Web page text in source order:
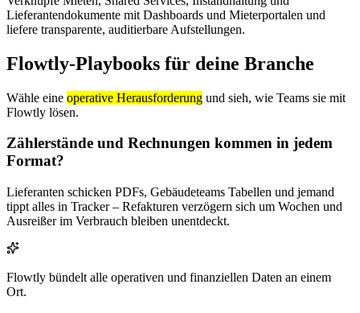
Lieferantendokumente mit Dashboards und Mieterportalen und
liefere transparente, auditierbare Aufstellungen.
Flowtly-Playbooks für deine Branche
Wähle eine operative Herausforderung und sieh, wie Teams sie mit
Flowtly lösen.
Zählerstände und Rechnungen kommen in jedem
Format?
Lieferanten schicken PDFs, Gebäudeteams Tabellen und jemand
tippt alles in Tracker – Refakturen verzögern sich um Wochen und
Ausreißer im Verbrauch bleiben unentdeckt.
Flowtly bündelt alle operativen und finanziellen Daten an einem
Ort.